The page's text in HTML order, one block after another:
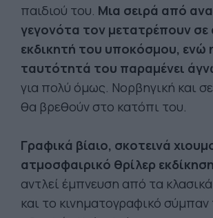
παιδιού του. Μια σειρά από
γεγονότα τον μετατρέπουν σε
εκδικητή του υποκόσμου, ενώ
ταυτότητά του παραμένει
για πολύ όμως. Νορβηγική και
θα βρεθούν στο κατόπι του.
Γραφικά βίαιο, σκοτεινά
ατμοσφαιρικό θρίλερ
αντλεί έμπνευση από τα
και το κινηματογραφικό